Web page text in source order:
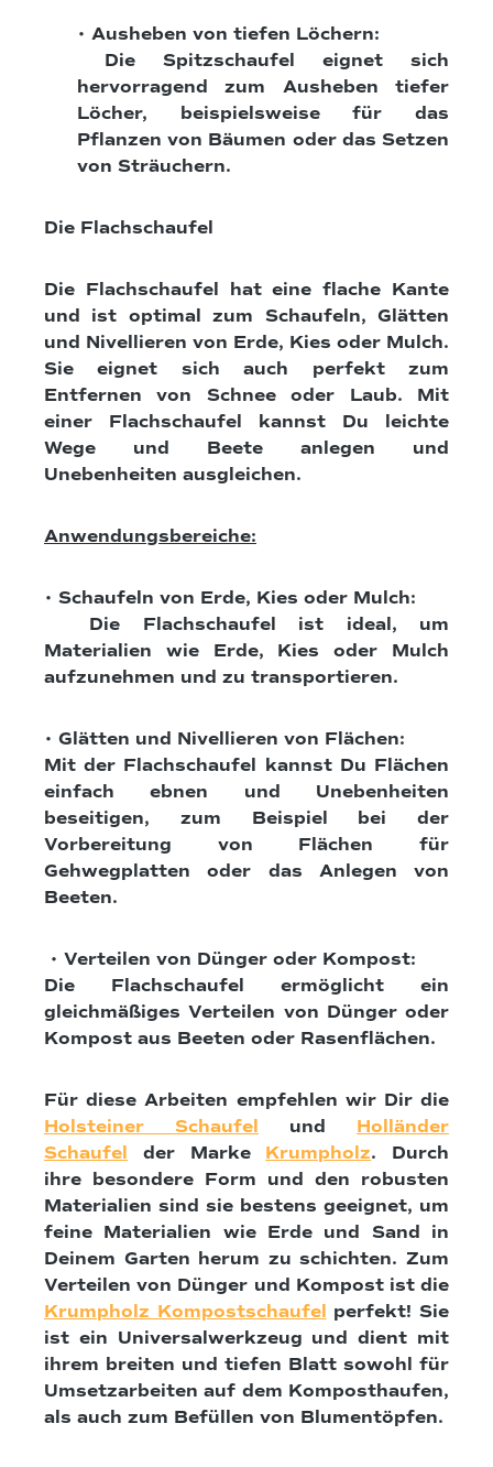
• Ausheben von tiefen Löchern:
Die Spitzschaufel eignet sich
hervorragend zum Ausheben tiefer
Löcher, beispielsweise für das
Pflanzen von Bäumen oder das Setzen
von Sträuchern.
Die Flachschaufel
Die Flachschaufel hat eine flache Kante
und ist optimal zum Schaufeln, Glätten
und Nivellieren von Erde, Kies oder Mulch.
Sie eignet sich auch perfekt zum
Entfernen von Schnee oder Laub. Mit
einer Flachschaufel kannst Du leichte
Wege und Beete anlegen und
Unebenheiten ausgleichen.
Anwendungsbereiche:
• Schaufeln von Erde, Kies oder Mulch:
Die Flachschaufel ist ideal, um
Materialien wie Erde, Kies oder Mulch
aufzunehmen und zu transportieren.
• Glätten und Nivellieren von Flächen:
Mit der Flachschaufel kannst Du Flächen
einfach ebnen und Unebenheiten
beseitigen, zum Beispiel bei der
Vorbereitung von Flächen für
Gehwegplatten oder das Anlegen von
Beeten.
• Verteilen von Dünger oder Kompost:
Die Flachschaufel ermöglicht ein
gleichmäßiges Verteilen von Dünger oder
Kompost aus Beeten oder Rasenflächen.
Für diese Arbeiten empfehlen wir Dir die
Holsteiner Schaufel und Holländer
Schaufel der Marke Krumpholz. Durch
ihre besondere Form und den robusten
Materialien sind sie bestens geeignet, um
feine Materialien wie Erde und Sand in
Deinem Garten herum zu schichten. Zum
Verteilen von Dünger und Kompost ist die
Krumpholz Kompostschaufel perfekt! Sie
ist ein Universalwerkzeug und dient mit
ihrem breiten und tiefen Blatt sowohl für
Umsetzarbeiten auf dem Komposthaufen,
als auch zum Befüllen von Blumentöpfen.